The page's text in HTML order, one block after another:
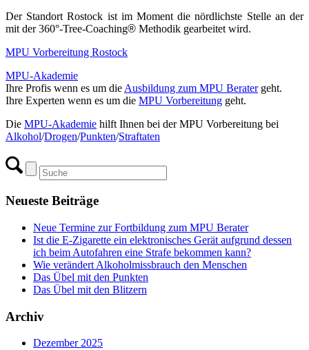
Der Standort Rostock ist im Moment die nördlichste Stelle an der
mit der 360°-Tree-Coaching® Methodik gearbeitet wird.
MPU Vorbereitung Rostock
MPU-Akademie
Ihre Profis wenn es um dieAusbildung zum MPU Beratergeht.
Ihre Experten wenn es um die MPU Vorbereitung geht.
Die MPU-Akademie hilft Ihnen bei der MPU Vorbereitung bei
Alkohol/Drogen/Punkten/Straftaten
Neueste Beiträge
Neue Termine zur Fortbildung zum MPU Berater
Ist die E-Zigarette ein elektronisches Gerät aufgrund dessen
ich beim Autofahren eine Strafe bekommen kann?
Wie verändert Alkoholmissbrauch den Menschen
Das Übel mit den Punkten
Das Übel mit den Blitzern
Archiv
Dezember 2025